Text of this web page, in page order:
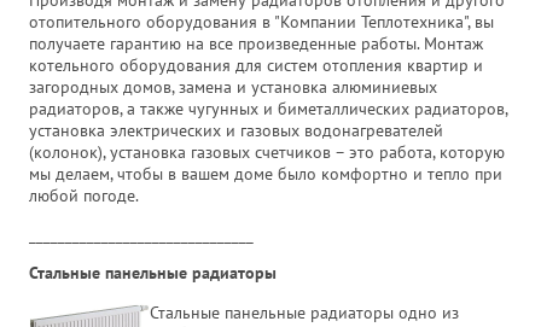
отопительного оборудования в "Компании Теплотехника", вы
получаете гарантию на все произведенные работы. Монтаж
котельного оборудования для систем отопления квартир и
загородных домов, замена и установка алюминиевых
радиаторов, а также чугунных и биметаллических радиаторов,
установка электрических и газовых водонагревателей
(колонок), установка газовых счетчиков – это работа, которую
мы делаем, чтобы в вашем доме было комфортно и тепло при
любой погоде.
Стальные панельные радиаторы
Стальные панельные радиаторы одно из